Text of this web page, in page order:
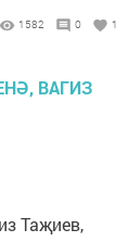
1582 0 1
Таҗиев,